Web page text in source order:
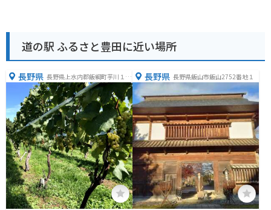
道の駅 ふるさと豊田に近い場所
長野県 長野県上水内郡飯綱町芋川１２
６０
長野県 長野県飯山市飯山2752番地１